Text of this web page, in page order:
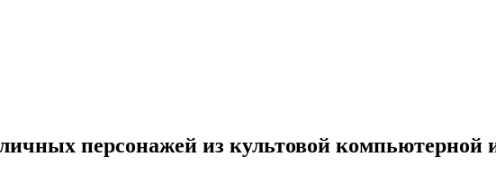
персонажей из культовой